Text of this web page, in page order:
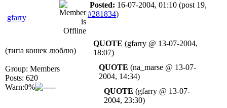
gfarry
Posted: 16-07-2004, 01:10 (post 19,
#281834)
(типа кошек люблю)
Group: Members
Posts: 620
Warn:0%
QUOTE (gfarry @ 13-07-2004,
18:07)
QUOTE (na_marse @ 13-07-
2004, 14:34)
QUOTE (gfarry @ 13-07-
2004, 23:30)